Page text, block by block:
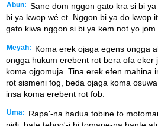
Abun: Sane dom nggon gato kra si bi
bi ya kwop wé et. Nggon bi ya do kwop
gato kiwa nggon si bi ya kem not yo
Meyah:
Koma erek ojaga egens ongga
ongga hukum erebent rot bera ofa eker
koma ojgomuja. Tina erek efen mahina
rot sismeni fog, beda ojaga koma
insa koma erebent rot fob.
Uma:
Rapa'-na hadua tobine to